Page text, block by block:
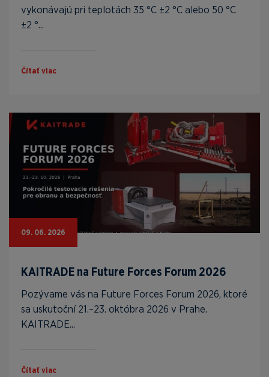
vykonávajú pri teplotách 35 °C ±2 °C alebo 50 °C
±2 °...
Čítať viac
09. 06. 2026
KAITRADE na Future Forces Forum 2026
Pozývame vás na Future Forces Forum 2026, ktoré
sa uskutoční 21.–23. októbra 2026 v Prahe.
KAITRADE...
Čítať viac